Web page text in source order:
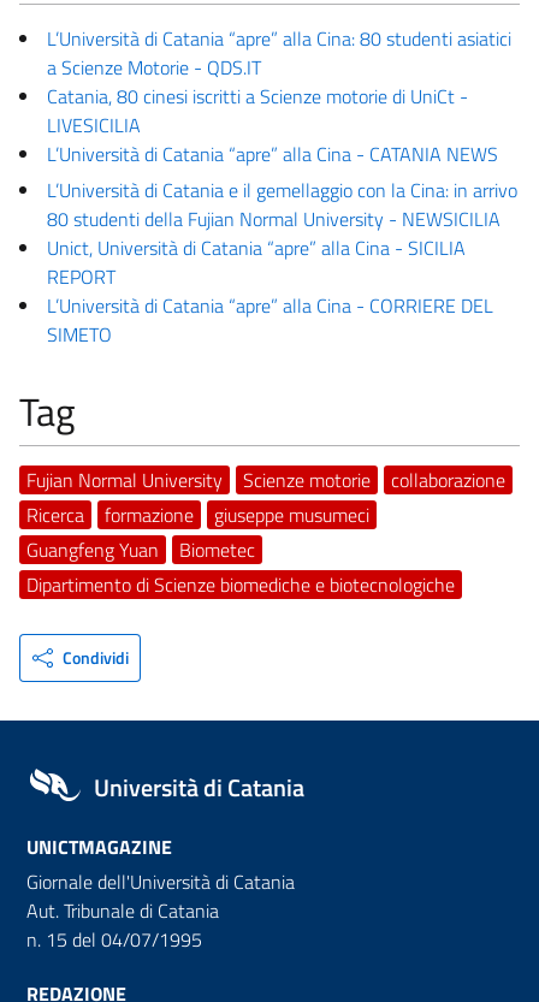
L’Università di Catania “apre” alla Cina: 80 studenti asiatici
a Scienze Motorie - QDS.IT
Catania, 80 cinesi iscritti a Scienze motorie di UniCt -
LIVESICILIA
L’Università di Catania “apre” alla Cina - CATANIA NEWS
L’Università di Catania e il gemellaggio con la Cina: in arrivo
80 studenti della Fujian Normal University - NEWSICILIA
Unict, Università di Catania “apre” alla Cina - SICILIA
REPORT
L’Università di Catania “apre” alla Cina - CORRIERE DEL
SIMETO
Tag
Fujian Normal University Scienze motorie
collaborazione
Ricerca
formazione
giuseppe musumeci
Guangfeng Yuan
Biometec
Dipartimento di Scienze biomediche e biotecnologiche
Condividi
Università di Catania
UNICTMAGAZINE
Giornale dell'Università di Catania
Aut. Tribunale di Catania
n. 15 del 04/07/1995
REDAZIONE